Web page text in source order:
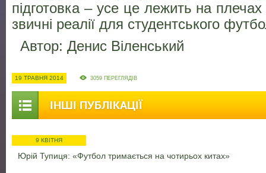
підготовка – усе це лежить на
звичні реалії для студентського
Автор: Денис Віленський
19 ТРАВНЯ 2014 3059 ПЕРЕГЛЯДІВ
ІНШІ ПУБЛІКАЦІЇ
9 КВІТНЯ
Юрій Тупиця: «Футбол тримається на чотирьох китах»